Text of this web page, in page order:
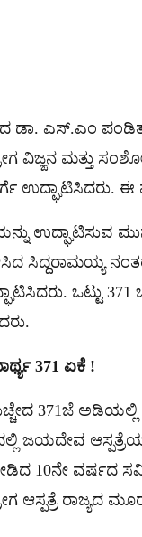
ಡಾ. ಎಸ್​.ಎಂ
ವಿಜ್ಙನ ಮತ್ತು
ಉದ್ಘಾಟಿಸಿದರು. ಈ
ಉದ್ಘಾಟಿಸುವ
ಸಿದ್ದರಾಮಯ್ಯ
ಒಟ್ಟು
371 ಏಕೆ !
371ಜೆ ಅಡಿಯಲ್ಲಿ
ಜಯದೇವ
10ನೇ ವರ್ಷದ
ಆಸ್ಪತ್ರೆ ರಾಜ್ಯದ